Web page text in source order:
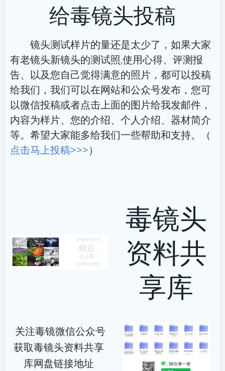
航
导
航
给毒镜头投稿
镜头测试样片的量还是太少了，如果大家
有老镜头新镜头的测试照,使用心得、评测报
告、以及您自己觉得满意的照片，都可以投稿
给我们，我们可以在网站和公众号发布，您可
以微信投稿或者点击上面的图片给我发邮件，
内容为样片、您的介绍、个人介绍、器材简介
等。希望大家能多给我们一些帮助和支持。（
点击马上投稿>>>）
毒镜头
资料共
享库
关注毒镜微信公众号
获取毒镜头资料共享
库网盘链接地址